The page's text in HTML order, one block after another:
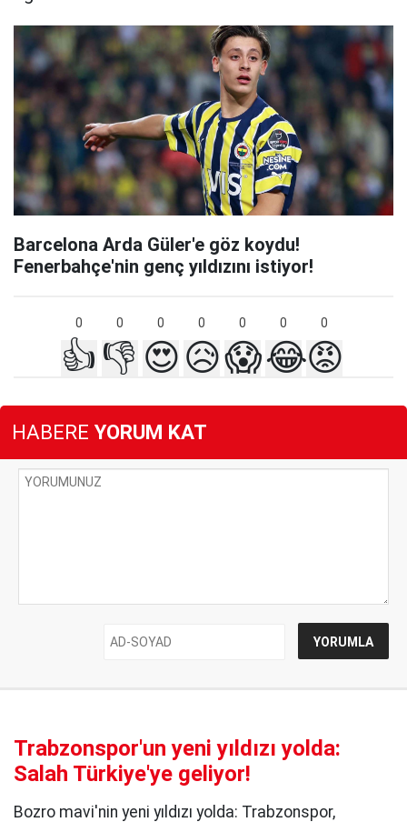
Barcelona Arda Güler'e göz koydu!
Fenerbahçe'nin genç yıldızını istiyor!
0 0 0 0 0 0 0
👍 👎 😍😥😱😂😡
HABERE YORUM KAT
Trabzonspor'un yeni yıldızı yolda:
Salah Türkiye'ye geliyor!
Bozro mavi'nin yeni yıldızı yolda: Trabzonspor,